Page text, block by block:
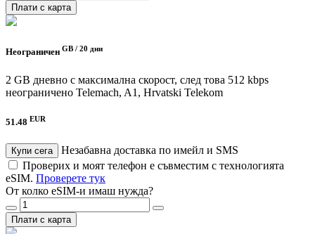
Плати с карта
Неограничен GB / 20 дни
2 GB дневно с максимална скорост, след това 512 kbps
неограничено Telemach, A1, Hrvatski Telekom
51.48 EUR
Купи сега
Незабавна доставка по имейл и SMS
Проверих и моят телефон е съвместим с технологията
eSIM. Проверете тук
От колко eSIM-и имаш нужда?
Плати с карта